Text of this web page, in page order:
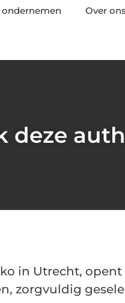
ondernemen Over ons
deze
in Utrecht, opent
zorgvuldig